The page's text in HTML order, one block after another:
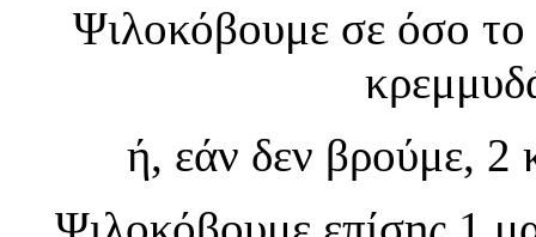
Ψιλοκόβουμε σε όσο το
ή, εάν δεν βρούμε, 2